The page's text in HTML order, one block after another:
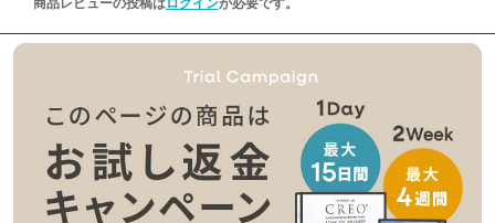
商品レビューの投稿はログインが必要です。